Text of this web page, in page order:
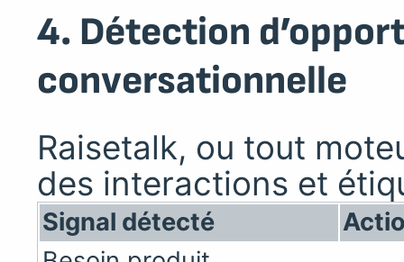
4. Détection
conversationnelle
Raisetalk, ou tout
des interactions et
Signal détecté